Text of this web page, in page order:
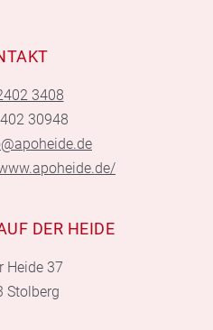
3408
30948
DER HEIDE
Heide 37
Stolberg